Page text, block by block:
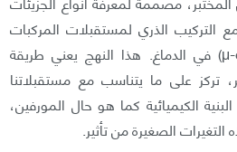
الذري لمستقبلات المركبات
الأفيونية (μ-opioid receptor) في الدماغ. هذا النهج يعني طريقة
تركز على ما يتناسب مع مستقبلاتنا
الكيميائية كما هو حال المورفين،
التغيرات الصغيرة من تأثير.